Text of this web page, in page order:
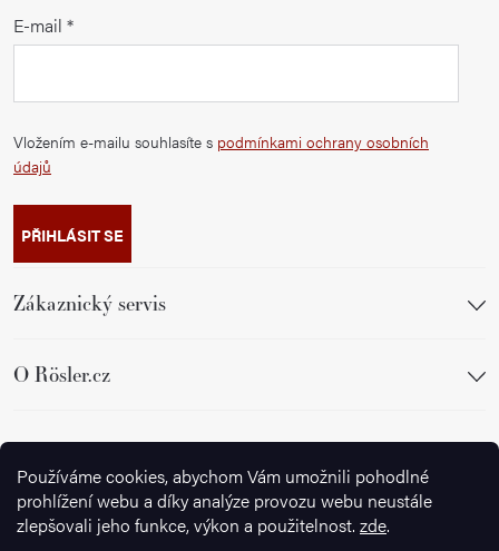
Používáme cookies, abychom Vám umožnili pohodlné
prohlížení webu a díky analýze provozu webu neustále
zlepšovali jeho funkce, výkon a použitelnost. zde.
E-mail
Vložením e-mailu souhlasíte s podmínkami ochrany osobních
údajů
PŘIHLÁSIT SE
Zákaznický servis
O Rösler.cz
Sledujte nás